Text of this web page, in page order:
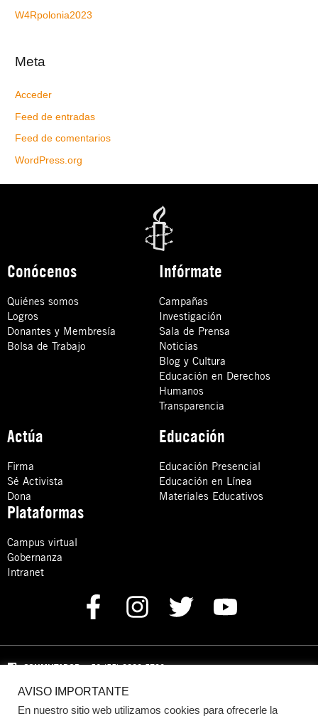
W4Rpolonia2023
Meta
Acceder
Feed de entradas
Feed de comentarios
WordPress.org
Conócenos
Quiénes somos
Logros
Donantes y Membresía
Bolsa de Trabajo
Infórmate
Campañas
Investigación
Sala de Prensa
Noticias
Blog y Cultura
Educación en Derechos
Humanos
Transparencia
Actúa
Firma
Sé Activista
Dona
Educación
Educación Presencial
Educación en Línea
Materiales Educativos
Plataformas
Campus virtual
Gobernanza
Intranet
CONMUTADOR: +52 (55) 8880 5730
Domicilio: Calle Hércules 13,
Benito Juárez, C.P. 03940 Ciudad de México, CDMX
AVISO IMPORTANTE
En nuestro sitio web utilizamos cookies para ofrecerle la